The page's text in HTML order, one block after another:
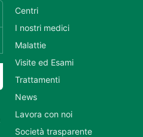
Centri
I nostri medici
Malattie
Visite ed Esami
Trattamenti
News
Lavora con noi
Società trasparente